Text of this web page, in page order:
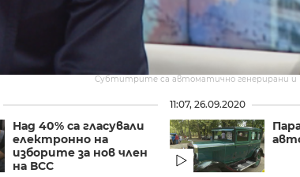
Субтитрите са автоматично генерирани
Над 40% са гласували
електронно на
изборите за нов член
на ВСС
11:07, 26.09.2020